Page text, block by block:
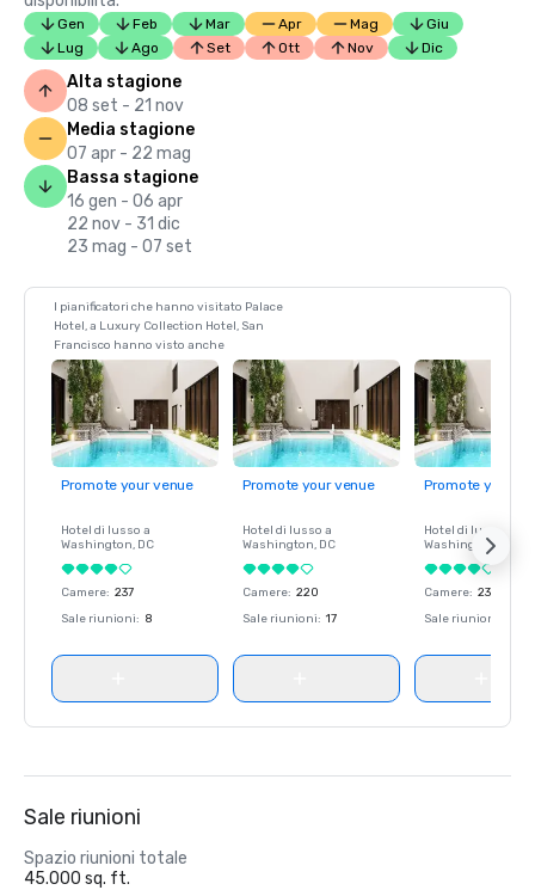
Gen Feb Mar Apr Mag
Giu
Lug
Ago Set Ott Nov Dic
Alta stagione
08 set - 21 nov
Media stagione
07 apr - 22 mag
Bassa stagione
16 gen - 06 apr
22 nov - 31 dic
23 mag - 07 set
I pianificatori che hanno visitato Palace
Hotel, a Luxury Collection Hotel, San
Francisco hanno visto anche
Promote your venue
Hotel di lusso a
Washington, DC
Camere: 237
Sale riunioni: 8
Promote your venue
Hotel di lusso a
Washington, DC
Camere: 220
Sale riunioni: 17
Promote your
Hotel di lusso a
Washington
Camere: 237
Sale riunioni
Sale riunioni
Spazio riunioni totale
45.000 sq. ft.